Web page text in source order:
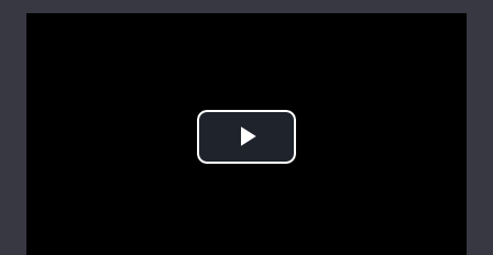
Думки
Вакансії
Play